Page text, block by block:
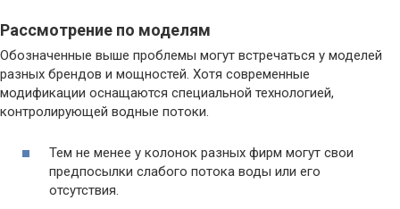
Рассмотрение по моделям
Обозначенные выше проблемы могут встречаться у моделей
разных брендов и мощностей. Хотя современные
модификации оснащаются специальной технологией,
контролирующей водные потоки.
Тем не менее у колонок разных фирм могут свои
предпосылки слабого потока воды или его
отсутствия.